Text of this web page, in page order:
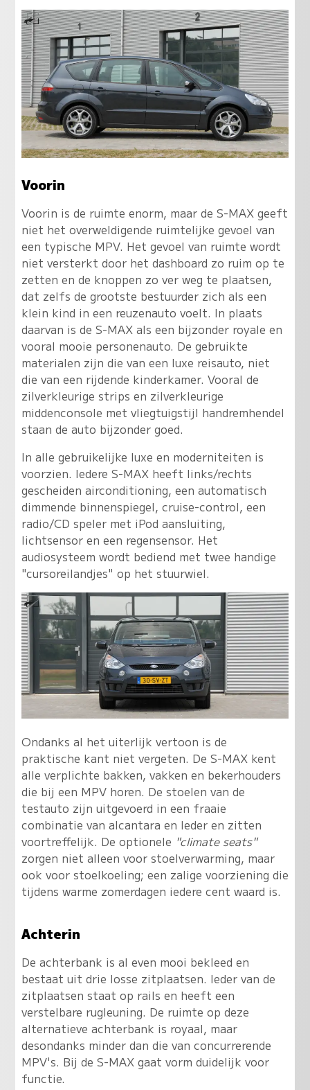
Voorin
Voorin is de ruimte enorm, maar de S-MAX geeft
niet het overweldigende ruimtelijke gevoel van
een typische MPV. Het gevoel van ruimte wordt
niet versterkt door het dashboard zo ruim op te
zetten en de knoppen zo ver weg te plaatsen,
dat zelfs de grootste bestuurder zich als een
klein kind in een reuzenauto voelt. In plaats
daarvan is de S-MAX als een bijzonder royale en
vooral mooie personenauto. De gebruikte
materialen zijn die van een luxe reisauto, niet
die van een rijdende kinderkamer. Vooral de
zilverkleurige strips en zilverkleurige
middenconsole met vliegtuigstijl handremhendel
staan de auto bijzonder goed.
In alle gebruikelijke luxe en moderniteiten is
voorzien. Iedere S-MAX heeft links/rechts
gescheiden airconditioning, een automatisch
dimmende binnenspiegel, cruise-control, een
radio/CD speler met iPod aansluiting,
lichtsensor en een regensensor. Het
audiosysteem wordt bediend met twee handige
"cursoreilandjes" op het stuurwiel.
Ondanks al het uiterlijk vertoon is de
praktische kant niet vergeten. De S-MAX kent
alle verplichte bakken, vakken en bekerhouders
die bij een MPV horen. De stoelen van de
testauto zijn uitgevoerd in een fraaie
combinatie van alcantara en leder en zitten
voortreffelijk. De optionele "climate seats"
zorgen niet alleen voor stoelverwarming, maar
ook voor stoelkoeling; een zalige voorziening die
tijdens warme zomerdagen iedere cent waard is.
Achterin
De achterbank is al even mooi bekleed en
bestaat uit drie losse zitplaatsen. Ieder van de
zitplaatsen staat op rails en heeft een
verstelbare rugleuning. De ruimte op deze
alternatieve achterbank is royaal, maar
desondanks minder dan die van concurrerende
MPV's. Bij de S-MAX gaat vorm duidelijk voor
functie.